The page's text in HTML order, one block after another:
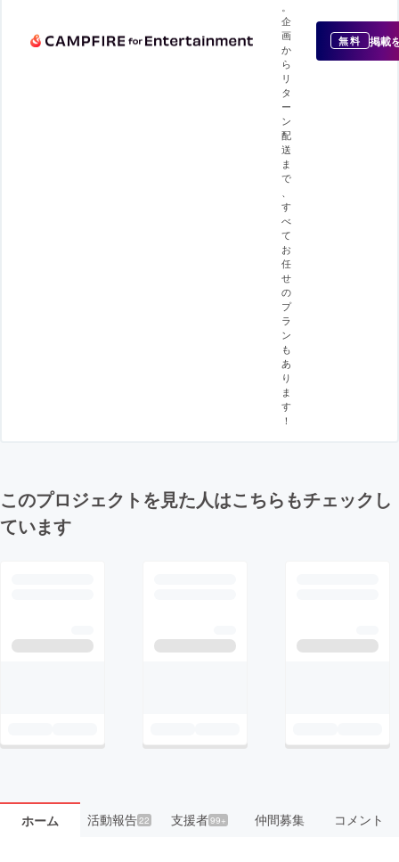
企
画
か
ら
リ
タ
ー
ン
配
送
ま
で
す
べ
て
お
任
せ
の
プ
ラ
ン
も
あ
り
ま
す
！
無料 掲載
このプロジェクトを見た人はこちらもチェックし
ています
ホーム 活動報告22 支援者99+ 仲間募集 コメント